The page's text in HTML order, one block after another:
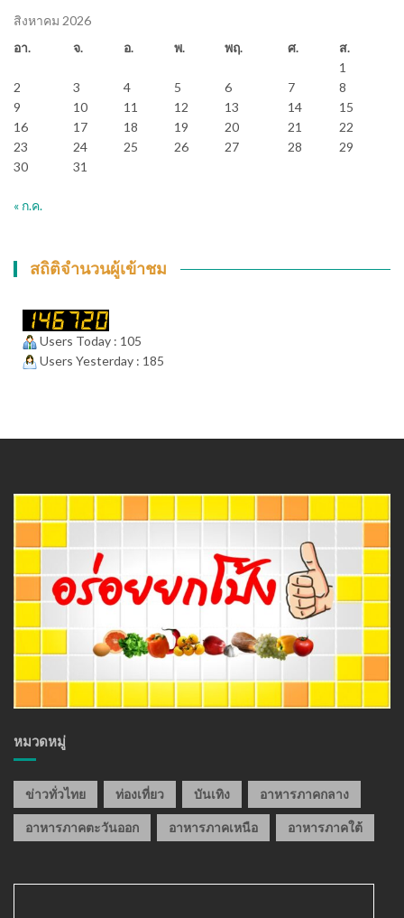
สิงหาคม 2026
อา.
จ. อ. พ. พฤ. ศ.
ส.
1
2
3 4 5 6 7
8
9
10 11 12 13 14
15
16
17 18 19 20 21
22
23
24 25 26 27 28
29
30
31
« ก.ค.
สถิติจำนวนผู้เข้าชม
Users Today : 105
Users Yesterday : 185
หมวดหมู่
ข่าวทั่วไทย ท่องเที่ยว บันเทิง อาหารภาคกลาง
อาหารภาคตะวันออก อาหารภาคเหนือ อาหารภาคใต้